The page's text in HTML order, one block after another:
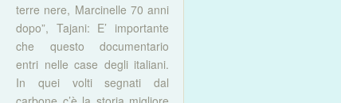
terre nere, Marcinelle 70 anni
dopo”, Tajani: E’ importante
che questo documentario
entri nelle case degli italiani.
In quei volti segnati dal